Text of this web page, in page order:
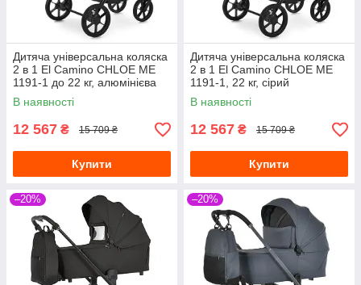
Дитяча універсальна коляска
2 в 1 El Camino CHLOE ME
1191-1 до 22 кг, алюмінієва
рама, люлька та
прогулянковий блок, бузковий
В наявності
12 567 ₴ 15 709 ₴
Купити
Дитяча універсальна коляска
2 в 1 El Camino CHLOE ME
1191-1, 22 кг, сірий
В наявності
12 567 ₴ 15 709 ₴
Купити
–20% –20%